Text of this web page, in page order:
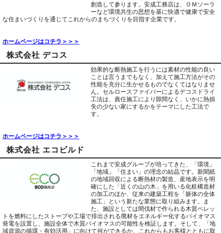
創造して参ります。安成工務店は、ＯＭソーラ
ーなど環境共生の思想を基に快適で健康で安全
な住まいづくりを通じてこれからのまちづくりを目指す企業です。
ホームページはコチラ＞＞＞
株式会社 デコス
効果的な断熱施工を行うには素材の性能の良い
ことは言うまでもなく、加えて施工方法がその
性能を充分に生かせるものでなくてはなりませ
ん。セルロースファイバーによるデコスドライ
工法は、責任施工により隙間なく、いかに熱損
失の少ない家にするかをテーマにした工法で
す。
ホームページはコチラ＞＞＞
株式会社 エコビルド
これまで安成グループが培ってきた、「環境」
「地域」「住まい」の理念の結晶です。新聞紙
の地域回収による断熱材の製造、産地表示を明
確にした「近くの山の木」を用いる化粧構造材
の加工のほか、従来の建築工程を「躯体の全体
施工」という新たな業態に取り組みます。ま
た、施設としては間伐材で作られる木質ペレッ
トを燃料にしたストーブや工場で排出される廃材をエネルギー化するバイオマス
発電を設置し、施設全体で木質バイオマスの可能性を検証します。そして、「地
域資源の循環・有効活用」に向けて何ができるか、これからもお客様とともに取